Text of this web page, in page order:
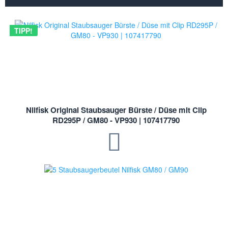
TIPP!
Nilfisk Original Staubsauger Bürste / Düse mit Clip
RD295P / GM80 - VP930 | 107417790